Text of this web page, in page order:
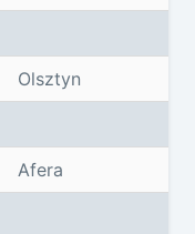
Olsztyn
Afera